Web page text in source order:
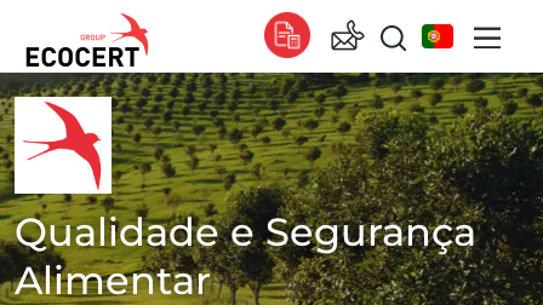
OS NOSSOS SERVIÇOS
Certificação
Formação
Consultoria
Global
Global (espanhol)
Global (francês)
Global (inglês)
Qualidade e Segurança
Alimentar